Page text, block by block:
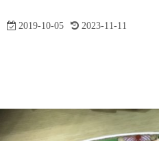
2019-10-05 2023-11-11